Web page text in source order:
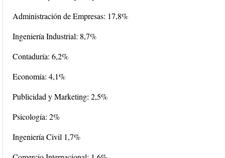
Administración de Empresas: 17,8%
Ingeniería Industrial: 8,7%
Contaduría: 6,2%
Economía: 4,1%
Publicidad y Marketing: 2,5%
Psicología: 2%
Ingeniería Civil 1,7%